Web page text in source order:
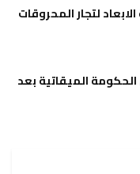
لتجار المحروقات
الميقاتية بعد